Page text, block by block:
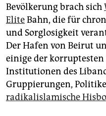
Bevölkerung brach sich
EliteBahn, die für
und Sorglosigkeit
Der Hafen von Beirut
einige der
Institutionen des
Gruppierungen,
radikalislamische